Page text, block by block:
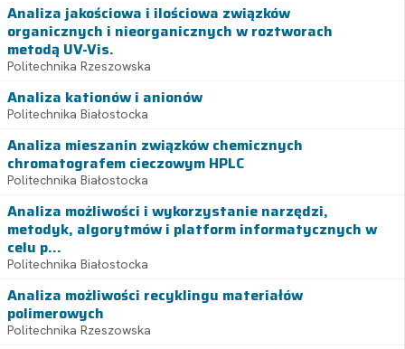
Analiza jakościowa i ilościowa związków
organicznych i nieorganicznych w roztworach
metodą UV-Vis.
Politechnika Rzeszowska
Analiza kationów i anionów
Politechnika Białostocka
Analiza mieszanin związków chemicznych
chromatografem cieczowym HPLC
Politechnika Białostocka
Analiza możliwości i wykorzystanie narzędzi,
metodyk, algorytmów i platform informatycznych w
celu p...
Politechnika Białostocka
Analiza możliwości recyklingu materiałów
polimerowych
Politechnika Rzeszowska